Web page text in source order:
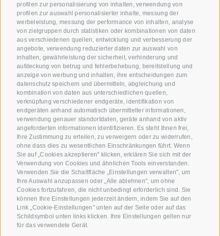
profilen zur personalisierung von inhalten, verwendung von
profilen zur auswahl personalisierter inhalte, messung der
werbeleistung, messung der performance von inhalten, analyse
von zielgruppen durch statistiken oder kombinationen von daten
aus verschiedenen quellen, entwicklung und verbesserung der
angebote, verwendung reduzierter daten zur auswahl von
inhalten, gewährleistung der sicherheit, verhinderung und
aufdeckung von betrug und fehlerbehebung, bereitstellung und
anzeige von werbung und inhalten, ihre entscheidungen zum
datenschutz speichern und übermitteln, abgleichung und
kombination von daten aus unterschiedlichen quellen,
verknüpfung verschiedener endgeräte, identifikation von
endgeräten anhand automatisch übermittelter informationen,
verwendung genauer standortdaten, geräte anhand von aktiv
angeforderten informationen identifizieren. Es steht Ihnen frei,
Ihre Zustimmung zu erteilen, zu verweigern oder zu widerrufen,
ohne dass dies zu wesentlichen Einschränkungen führt. Wenn
Sie auf „Cookies akzeptieren" klicken, erklären Sie sich mit der
Verwendung von Cookies und ähnlichen Tools einverstanden.
Verwenden Sie die Schaltfläche „Einstellungen verwalten", um
Ihre Auswahl anzupassen oder „Alle ablehnen", um ohne
Cookies fortzufahren, die nicht unbedingt erforderlich sind. Sie
können Ihre Einstellungen jederzeit ändern, indem Sie auf den
Link „Cookie-Einstellungen" unten auf der Seite oder auf das
Schildsymbol unten links klicken. Ihre Einstellungen gelten nur
für das verwendete Gerät.